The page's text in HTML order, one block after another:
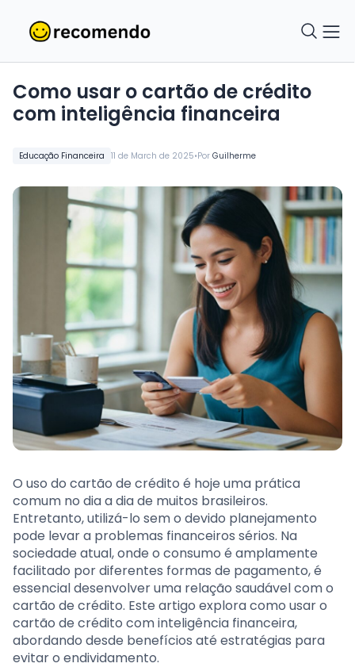
Educação Financeira 11 de March de 2025•Por Guilherme
Como usar o cartão de crédito
com inteligência financeira
O uso do cartão de crédito é hoje uma prática
comum no dia a dia de muitos brasileiros.
Entretanto, utilizá-lo sem o devido planejamento
pode levar a problemas financeiros sérios. Na
sociedade atual, onde o consumo é amplamente
facilitado por diferentes formas de pagamento, é
essencial desenvolver uma relação saudável com o
cartão de crédito. Este artigo explora como usar o
cartão de crédito com inteligência financeira,
abordando desde benefícios até estratégias para
evitar o endividamento.